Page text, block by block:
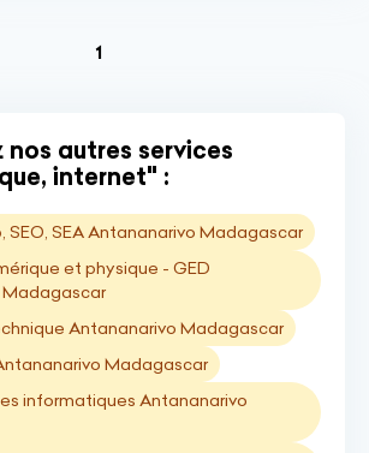
1
nos autres services
internet" :
SEO, SEA Antananarivo Madagascar
et physique - GED
Antananarivo Madagascar
Madagascar
informatiques Antananarivo